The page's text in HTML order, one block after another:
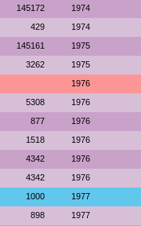
145172 1974
429 1974
145161 1975
3262 1975
1976
5308 1976
877 1976
1518 1976
4342 1976
4342 1976
1000 1977
898 1977